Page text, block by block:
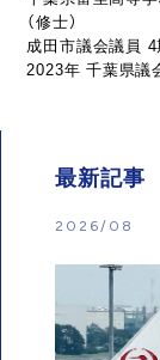
（修士）
成田市議会議員
2023年 千葉県議
最新記事
2026/08